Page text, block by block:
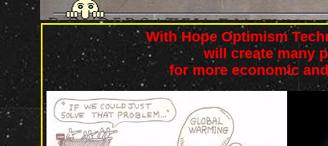
With Hope Optimism
will create many
for more economic